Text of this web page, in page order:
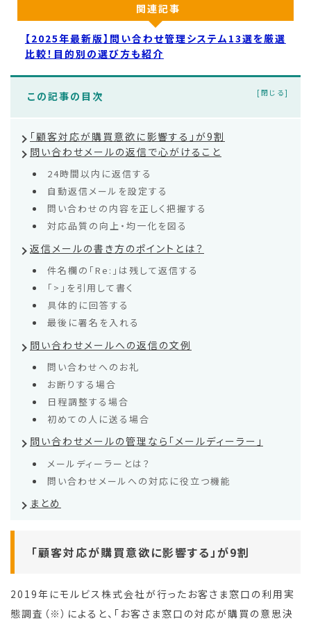
関連記事
【2025年最新版】問い合わせ管理システム13選を厳選
比較！目的別の選び方も紹介
この記事の目次
「顧客対応が購買意欲に影響する」が9割
問い合わせメールの返信で心がけること
24時間以内に返信する
自動返信メールを設定する
問い合わせの内容を正しく把握する
対応品質の向上・均一化を図る
返信メールの書き方のポイントとは？
件名欄の「Re:」は残して返信する
「>」を引用して書く
具体的に回答する
最後に署名を入れる
問い合わせメールへの返信の文例
問い合わせへのお礼
お断りする場合
日程調整する場合
初めての人に送る場合
問い合わせメールの管理なら「メールディーラー」
メールディーラーとは？
問い合わせメールへの対応に役立つ機能
まとめ
「顧客対応が購買意欲に影響する」が9割
2019年にモルビス株式会社が行ったお客さま窓口の利用実
態調査（※）によると、「お客さま窓口の対応が購買の意思決